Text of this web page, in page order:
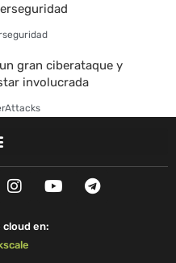
gran ciberataque y
involucrada
de Barcelona es
,Security Breaches
I
n
t
a
g
Y
o
T
e
en: